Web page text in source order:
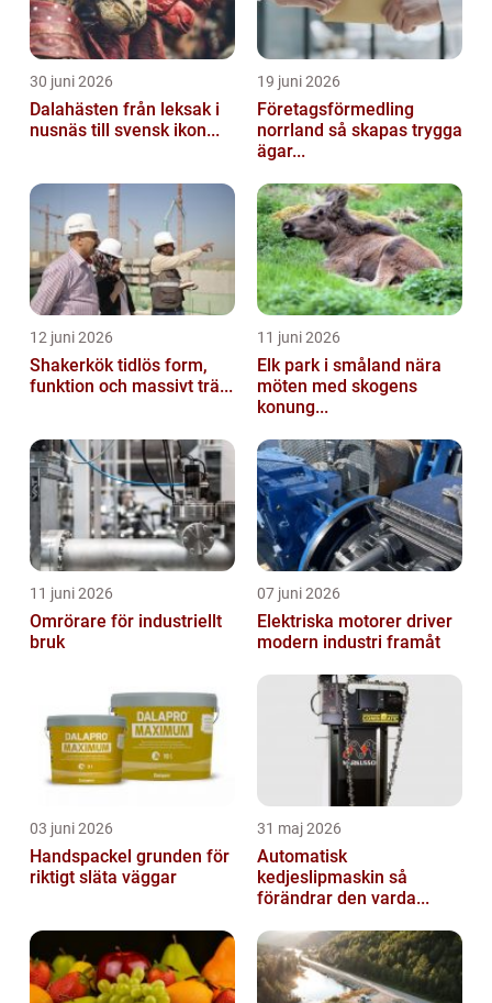
30 juni 2026
Dalahästen från leksak i
nusnäs till svensk ikon...
19 juni 2026
Företagsförmedling
norrland så skapas trygga
ägar...
12 juni 2026
Shakerkök tidlös form,
funktion och massivt trä...
11 juni 2026
Elk park i småland nära
möten med skogens
konung...
11 juni 2026
Omrörare för industriellt
bruk
07 juni 2026
Elektriska motorer driver
modern industri framåt
03 juni 2026
Handspackel grunden för
riktigt släta väggar
31 maj 2026
Automatisk
kedjeslipmaskin så
förändrar den varda...